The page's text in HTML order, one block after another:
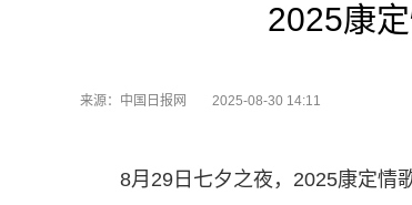
2025康
来源：中国日报网 2025-08-30 14:11
8月29日七夕之夜，2025康定情